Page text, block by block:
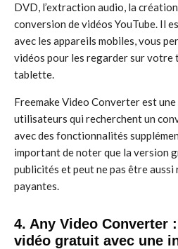
DVD, l’extraction audio, la
conversion de vidéos YouTube. Il
avec les appareils mobiles, vous
vidéos pour les regarder sur votre
tablette.
Freemake Video Converter est
utilisateurs qui recherchent un
avec des fonctionnalités
important de noter que la version
publicités et peut ne pas être aussi
payantes.
4. Any Video Converter
vidéo gratuit avec une